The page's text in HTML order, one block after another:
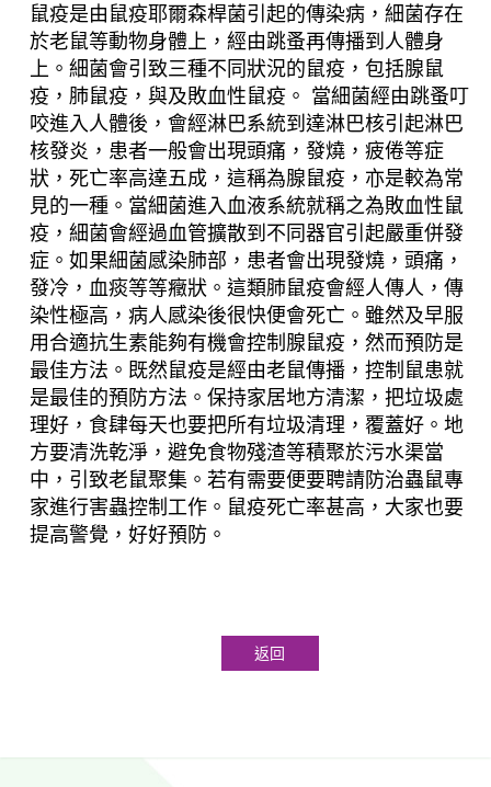
鼠疫是由鼠疫耶爾森桿菌引起的傳染病，細菌存在
於老鼠等動物身體上，經由跳蚤再傳播到人體身
上。細菌會引致三種不同狀況的鼠疫，包括腺鼠
疫，肺鼠疫，與及敗血性鼠疫。 當細菌經由跳蚤叮
咬進入人體後，會經淋巴系統到達淋巴核引起淋巴
核發炎，患者一般會出現頭痛，發燒，疲倦等症
狀，死亡率高達五成，這稱為腺鼠疫，亦是較為常
見的一種。當細菌進入血液系統就稱之為敗血性鼠
疫，細菌會經過血管擴散到不同器官引起嚴重併發
症。如果細菌感染肺部，患者會出現發燒，頭痛，
發冷，血痰等等癥狀。這類肺鼠疫會經人傳人，傳
染性極高，病人感染後很快便會死亡。雖然及早服
用合適抗生素能夠有機會控制 腺鼠疫，然而預防是
最佳方法。既然鼠疫是經由老鼠傳播，控制鼠患就
是最佳的預防方法。保持家居地方清潔，把垃圾處
理好，食肆每天也要把所有垃圾清理，覆蓋好。地
方要清洗乾淨，避免食物殘渣等積聚於污水渠當
中，引致老鼠聚集。若有需要便要聘請防治蟲鼠專
家進行害蟲控制工作。鼠疫死亡率甚高，大家也要
提高警覺，好好預防。
返回